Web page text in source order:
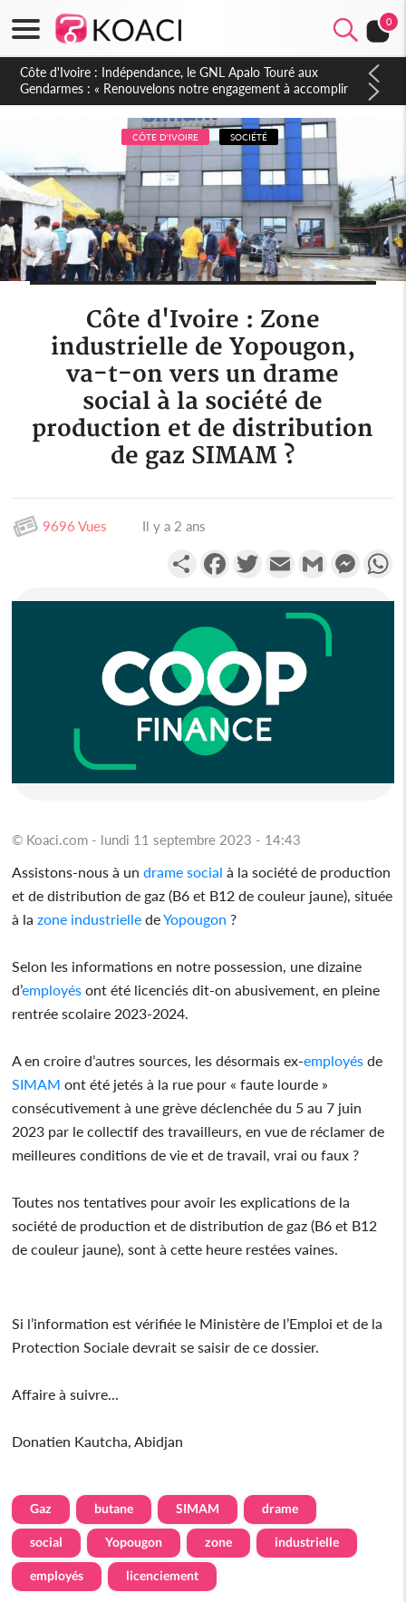
0
Sierra Leone : Un projet de réforme constitutionnelle en
gestation, points clés des amendements, un exclu d'avance
CÔTE D'IVOIRE SOCIÉTÉ
Côte d'Ivoire : Zone
industrielle de Yopougon,
va-t-on vers un drame
social à la société de
production et de distribution
de gaz SIMAM ?
9696 Vues Il y a 2 ans
PartagerFacebookTwitterEmail Gmail
© Koaci.com - lundi 11 septembre 2023 - 14:43
Assistons-nous à undrame social à la société de production
et de distribution de gaz (B6 et B12 de couleur jaune), située
à lazone industrielle deYopougon ?
Selon les informations en notre possession, une dizaine
d’employés ont été licenciés dit-on abusivement, en pleine
rentrée scolaire 2023-2024.
A en croire d’autres sources, les désormais ex-employés de
SIMAM ont été jetés à la rue pour « faute lourde »
consécutivement à une grève déclenchée du 5 au 7 juin
2023 par le collectif des travailleurs, en vue de réclamer de
meilleures conditions de vie et de travail, vrai ou faux ?
Toutes nos tentatives pour avoir les explications de la
société de production et de distribution de gaz (B6 et B12
de couleur jaune), sont à cette heure restées vaines.
Si l’information est vérifiée le Ministère de l’Emploi et de la
Protection Sociale devrait se saisir de ce dossier.
Affaire à suivre...
Donatien Kautcha, Abidjan
Gaz butane SIMAM drame
social Yopougon zone industrielle
employés licenciement